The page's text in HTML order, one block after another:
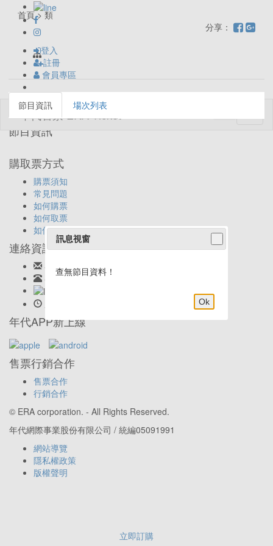
登入
註冊
會員專區
首頁 > 類
分享：
立即訂購
節目資訊 場次列表
節目資訊
購取票方式
購票須知
常見問題
如何購票
如何取票
如何退票
連絡資訊
客服信箱: ticket@eracom.com.tw
客服專線: 02-23419898
年代APP新上線
售票行銷合作
售票合作
行銷合作
© ERA corporation. - All Rights Reserved.
年代網際事業股份有限公司 / 統編05091991
網站導覽
隱私權政策
版權聲明
訊息視窗
查無節目資料！
Ok